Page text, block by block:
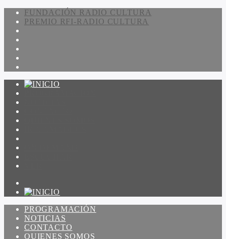
FUNDACIÓN RADIO CULTURA
PREMIO RFI-RADIO CULTURA
PROGRAMACIÓN
NOTICIAS
CONTACTO
QUIENES SOMOS